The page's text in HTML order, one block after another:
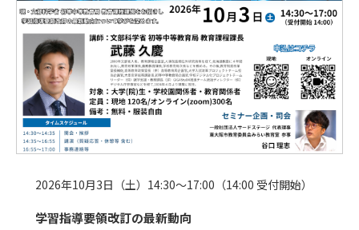
2026年10月3日（土）14:30～17:00（14:00 受付開始）
学習指導要領改訂の最新動向